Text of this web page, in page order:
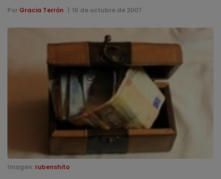
Por Gracia Terrón 16 de octubre de 2007
Imagen: rubenshito